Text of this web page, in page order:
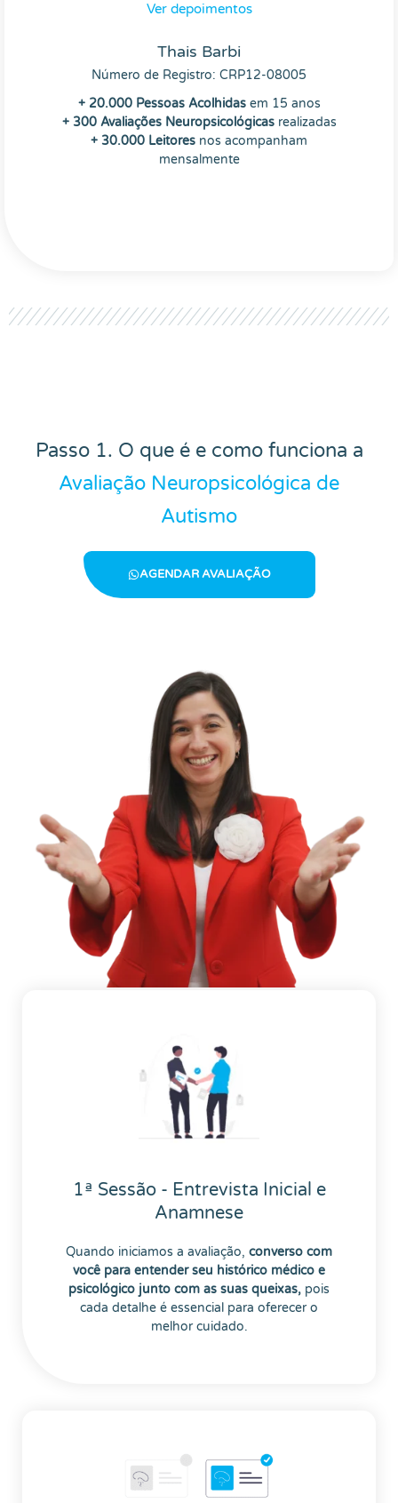
Ver depoimentos
Thais Barbi
Número de Registro: CRP12-08005
+ 20.000 Pessoas Acolhidas em 15 anos
+ 300 Avaliações Neuropsicológicasrealizadas
+ 30.000 Leitores nos acompanham
mensalmente
Passo 1. O que é e como funciona a
Avaliação Neuropsicológica de
Autismo
AGENDAR AVALIAÇÃO
1ª Sessão - Entrevista Inicial e
Anamnese
Quando iniciamos a avaliação, converso com
você para entender seu histórico médico e
psicológico junto com as suas queixas, pois
cada detalhe é essencial para oferecer o
melhor cuidado.